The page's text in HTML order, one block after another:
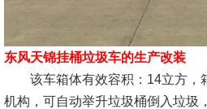
东风天锦挂桶垃圾车的生产改装
该车箱体有效容积：14立方，
机构，可自动举升垃圾桶倒入垃圾